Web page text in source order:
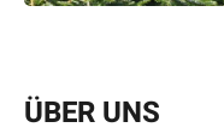
ÜBER UNS